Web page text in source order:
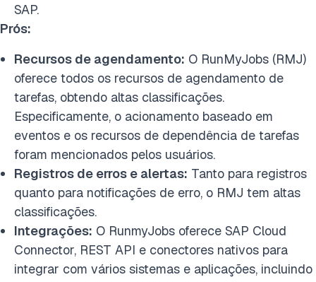
SAP.
Prós:
Recursos de agendamento: O RunMyJobs (RMJ)
oferece todos os recursos de agendamento de
tarefas, obtendo altas classificações.
Especificamente, o acionamento baseado em
eventos e os recursos de dependência de tarefas
foram mencionados pelos usuários.
Registros de erros e alertas: Tanto para registros
quanto para notificações de erro, o RMJ tem altas
classificações.
Integrações: O RunmyJobs oferece SAP Cloud
Connector, REST API e conectores nativos para
integrar com vários sistemas e aplicações, incluindo